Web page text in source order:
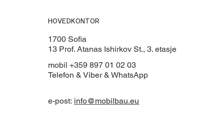
HOVEDKONTOR
1700 Sofia
13 Prof. Atanas Ishirkov St., 3. etasje
mobil +359 897 01 02 03
Telefon & Viber & WhatsApp
e-post: info@mobilbau.eu